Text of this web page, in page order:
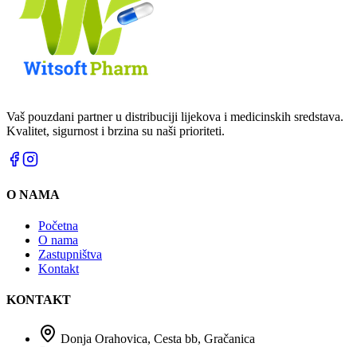
Vaš pouzdani partner u distribuciji lijekova i medicinskih sredstava.
Kvalitet, sigurnost i brzina su naši prioriteti.
O NAMA
Početna
O nama
Zastupništva
Kontakt
KONTAKT
Donja Orahovica, Cesta bb, Gračanica